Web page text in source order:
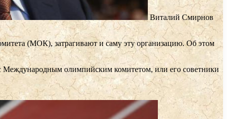
Виталий Смирнов
(МОК), затрагивают и саму эту организацию. Об этом
Международным олимпийским комитетом, или его советники